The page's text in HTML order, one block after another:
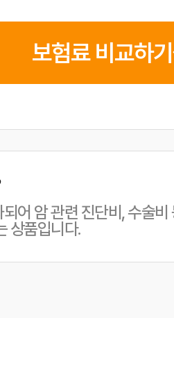
보험료 비교하기
어 암 관련 진단비, 수술
상품입니다.